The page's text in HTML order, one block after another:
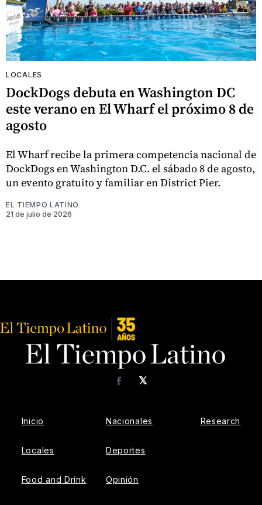
LOCALES
DockDogs debuta en Washington DC
este verano en El Wharf el próximo 8 de
agosto
El Wharf recibe la primera competencia nacional de
DockDogs en Washington D.C. el sábado 8 de agosto,
un evento gratuito y familiar en District Pier.
EL TIEMPO LATINO
21 de julio de 2026
𝕏
Facebook
Inicio
Locales
Food and Drink
Nacionales
Deportes
Opinión
Research